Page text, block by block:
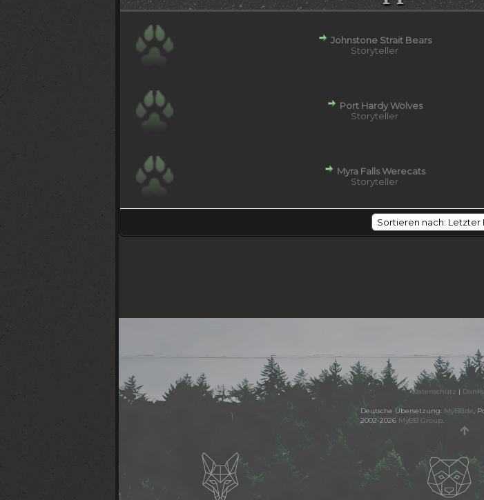
Johnstone Strait Bears
Storyteller
Port Hardy Wolves
Storyteller
Myra Falls Werecats
Storyteller
Datenschutz |
Deutsche Übersetzung: MyBB.de,
2002-2026 MyBB Group.